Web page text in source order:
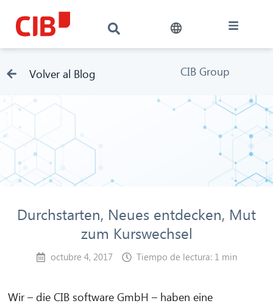
Volver al Blog CIB Group
Durchstarten, Neues entdecken, Mut
zum Kurswechsel
octubre 4, 2017 Tiempo de lectura: 1 min
Wir – die CIB software GmbH – haben eine